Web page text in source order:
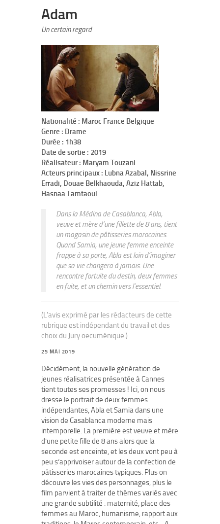
Adam
Un certain regard
Nationalité : Maroc France Belgique
Genre : Drame
Durée : 1h38
Date de sortie : 2019
Réalisateur : Maryam Touzani
Acteurs principaux : Lubna Azabal, Nissrine
Erradi, Douae Belkhaouda, Aziz Hattab,
Hasnaa Tamtaoui
Dans la Médina de Casablanca, Abla,
veuve et mère d’une fillette de 8 ans, tient
un magasin de pâtisseries marocaines.
Quand Samia, une jeune femme enceinte
frappe à sa porte, Abla est loin d’imaginer
que sa vie changera à jamais. Une
rencontre fortuite du destin, deux femmes
en fuite, et un chemin vers l’essentiel.
(L'avis exprimé par les rédacteurs de cette
rubrique est indépendant du travail et des
choix du Jury oecuménique.)
25 MAI 2019
Décidément, la nouvelle génération de
jeunes réalisatrices présentée à Cannes
tient toutes ses promesses ! Ici, on nous
dresse le portrait de deux femmes
indépendantes, Abla et Samia dans une
vision de Casablanca moderne mais
intemporelle. La première est veuve et mère
d’une petite fille de 8 ans alors que la
seconde est enceinte, et les deux vont peu à
peu s’apprivoiser autour de la confection de
pâtisseries marocaines typiques. Plus on
découvre les vies des personnages, plus le
film parvient à traiter de thèmes variés avec
une grande subtilité : maternité, place des
femmes au Maroc, humanisme, rapport aux